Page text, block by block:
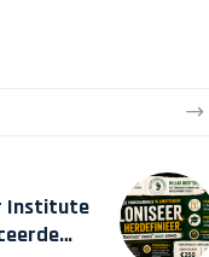
Institute